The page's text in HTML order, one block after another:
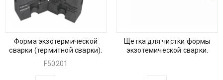
Форма экзотермической
сварки (термитной сварки).
F50201
Щетка для чистки формы
экзотемической сварки.